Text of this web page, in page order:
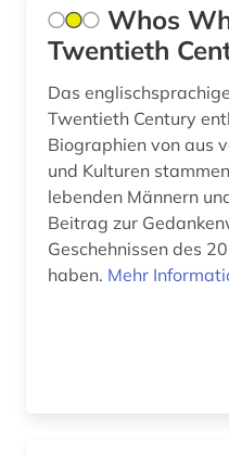
irland (5)
italianistik (3)
italien (2)
jahrbuch (1)
jahresbericht (1)
jazz (1)
judenverfolgung (2)
Whos
Twentieth
Das
Twentieth Century
Biographien von aus
und Kulturen
lebenden Männern
Beitrag zur
Geschehnissen des
haben. Mehr